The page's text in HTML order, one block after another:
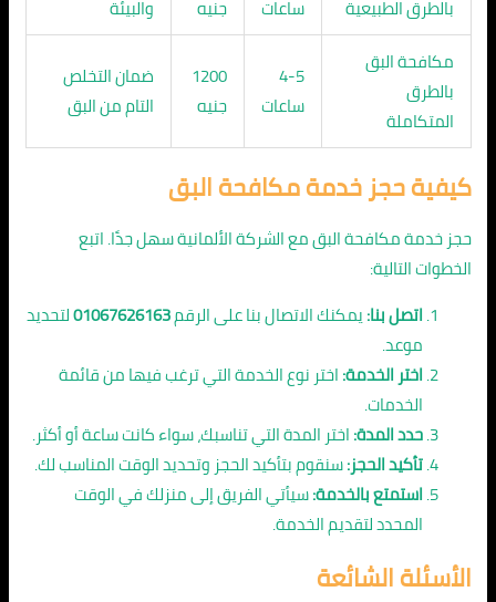
بالطرق الطبيعية ساعات جنيه
والبيئة
مكافحة البق
بالطرق
المتكاملة
4-5
ساعات
1200
جنيه
ضمان التخلص
التام من البق
كيفية حجز خدمة مكافحة البق
حجز خدمة مكافحة البق مع الشركة الألمانية سهل جدًا. اتبع
الخطوات التالية:
اتصل بنا:يمكنك الاتصال بنا على الرقم01067626163لتحديد
موعد.
اختر الخدمة:اختر نوع الخدمة التي ترغب فيها من قائمة
الخدمات.
حدد المدة:اختر المدة التي تناسبك، سواء كانت ساعة أو أكثر.
تأكيد الحجز:سنقوم بتأكيد الحجز وتحديد الوقت المناسب لك.
استمتع بالخدمة:سيأتي الفريق إلى منزلك في الوقت
المحدد لتقديم الخدمة.
الأسئلة الشائعة